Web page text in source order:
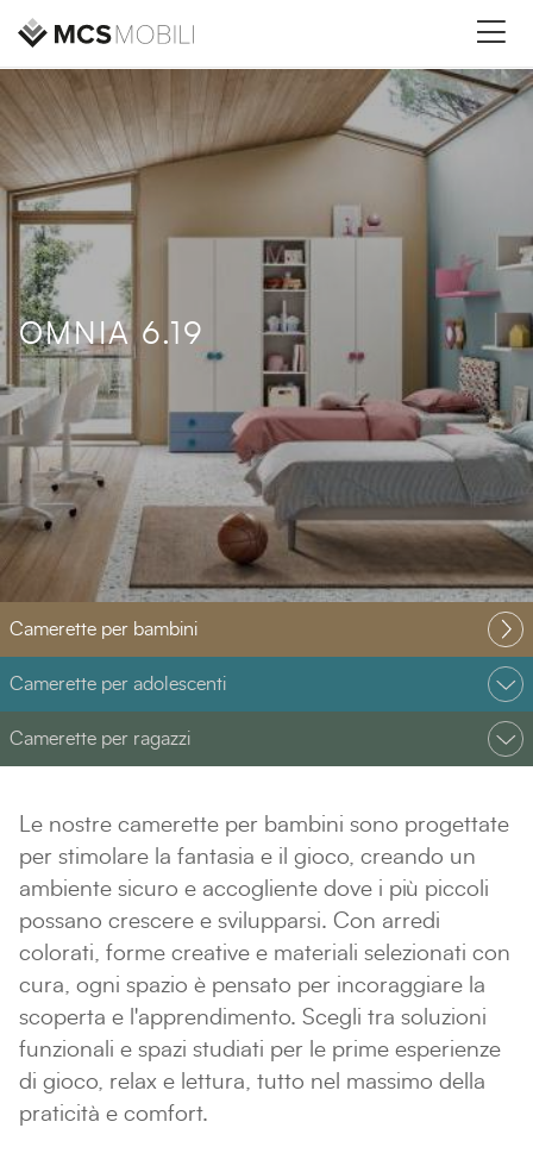
OMNIA 6.19
Camerette per bambini
Camerette per adolescenti
Camerette per ragazzi
Le nostre camerette per bambini sono progettate
per stimolare la fantasia e il gioco, creando un
ambiente sicuro e accogliente dove i più piccoli
possano crescere e svilupparsi. Con arredi
colorati, forme creative e materiali selezionati con
cura, ogni spazio è pensato per incoraggiare la
scoperta e l'apprendimento. Scegli tra soluzioni
funzionali e spazi studiati per le prime esperienze
di gioco, relax e lettura, tutto nel massimo della
praticità e comfort.